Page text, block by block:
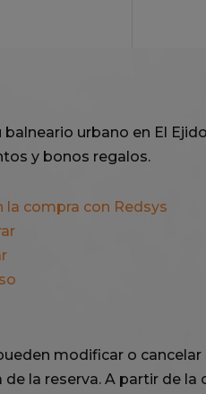
balneario urbano en El
y bonos regalos.
la compra con Redsys
modificar o
la reserva. A partir de la